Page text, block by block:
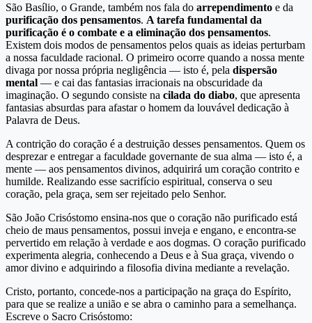
São Basílio, o Grande, também nos fala do arrependimento e da
purificação dos pensamentos. A tarefa fundamental da
purificação é o combate e a eliminação dos pensamentos.
Existem dois modos de pensamentos pelos quais as ideias perturbam
a nossa faculdade racional. O primeiro ocorre quando a nossa mente
divaga por nossa própria negligência — isto é, pela dispersão
mental — e cai das fantasias irracionais na obscuridade da
imaginação. O segundo consiste na cilada do diabo, que apresenta
fantasias absurdas para afastar o homem da louvável dedicação à
Palavra de Deus.
A contrição do coração é a destruição desses pensamentos. Quem os
desprezar e entregar a faculdade governante de sua alma — isto é, a
mente — aos pensamentos divinos, adquirirá um coração contrito e
humilde. Realizando esse sacrifício espiritual, conserva o seu
coração, pela graça, sem ser rejeitado pelo Senhor.
São João Crisóstomo ensina-nos que o coração não purificado está
cheio de maus pensamentos, possui inveja e engano, e encontra-se
pervertido em relação à verdade e aos dogmas. O coração purificado
experimenta alegria, conhecendo a Deus e à Sua graça, vivendo o
amor divino e adquirindo a filosofia divina mediante a revelação.
Cristo, portanto, concede-nos a participação na graça do Espírito,
para que se realize a união e se abra o caminho para a semelhança.
Escreve o Sacro Crisóstomo: